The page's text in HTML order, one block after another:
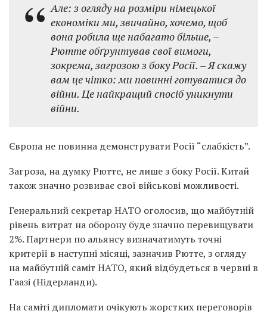
Але: з огляду на розміри німецької
економіки ми, звичайно, хочемо, щоб
вона робила ще набагато більше, –
Рютте обґрунтував свої вимоги,
зокрема, загрозою з боку Росії. – Я скажу
вам це чітко: ми повинні готуватися до
війни. Це найкращий спосіб уникнути
війни.
Європа не повинна демонструвати Росії “слабкість”.
Загроза, на думку Рютте, не лише з боку Росії. Китай
також значно розвиває свої військові можливості.
Генеральний секретар НАТО оголосив, що майбутній
рівень витрат на оборону буде значно перевищувати
2%. Партнери по альянсу визначатимуть точні
критерії в наступні місяці, зазначив Рютте, з огляду
на майбутній саміт НАТО, який відбудеться в червні в
Гаазі (Нідерланди).
На саміті дипломати очікують жорстких переговорів